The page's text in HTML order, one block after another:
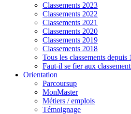
Classements 2023
Classements 2022
Classements 2021
Classements 2020
Classements 2019
Classements 2018
Tous les classements depuis
Faut-il se fier aux
Orientation
Parcoursup
MonMaster
Métiers / emplois
Témoignage